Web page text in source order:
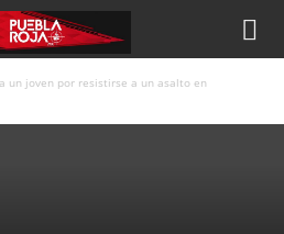
un joven por resistirse a un asalto en